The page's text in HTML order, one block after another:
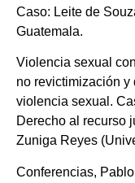
Caso: Leite de
Guatemala.
Violencia sexual
no revictimización
violencia sexual.
Derecho al recurso
Zuniga Reyes
Conferencias,